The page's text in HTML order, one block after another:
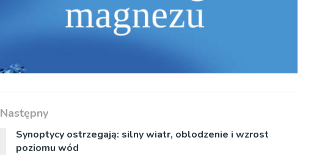
Następny
Synoptycy ostrzegają: silny wiatr, oblodzenie i wzrost
poziomu wód